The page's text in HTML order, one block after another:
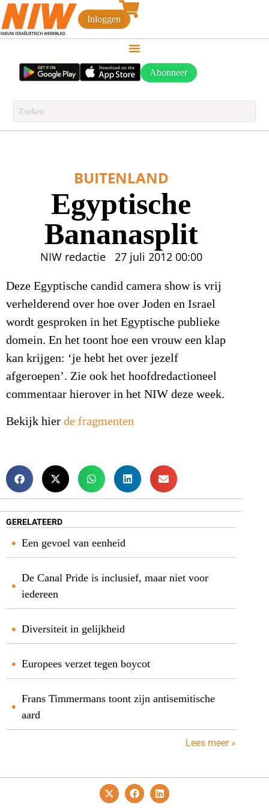
Inloggen
Abonneer
BUITENLAND
Egyptische
Bananasplit
NIW redactie 27 juli 2012 00:00
Deze Egyptische candid camera show is vrij
verhelderend over hoe over Joden en Israel
wordt gesproken in het Egyptische publieke
domein. En het toont hoe een vrouw een klap
kan krijgen: ‘je hebt het over jezelf
afgeroepen’. Zie ook het hoofdredactioneel
commentaar hierover in het NIW deze week.
Bekijk hier de fragmenten
GERELATEERD
Een gevoel van eenheid
De Canal Pride is inclusief, maar niet voor
iedereen
Diversiteit in gelijkheid
Europees verzet tegen boycot
Frans Timmermans toont zijn antisemitische
aard
Lees meer »